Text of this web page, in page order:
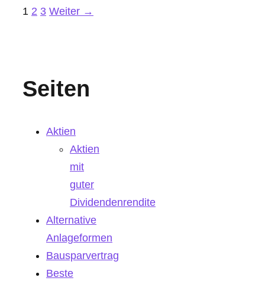
Seite
1 Seite
2 Seite
3 Weiter →
Seiten
Aktien
Aktien
mit
guter
Dividendenrendite
Alternative
Anlageformen
Bausparvertrag
Beste